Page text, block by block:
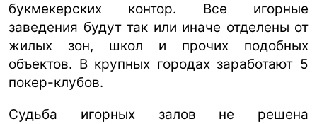
букмекерских контор. Все игорные
заведения будут так или иначе отделены от
жилых зон, школ и прочих подобных
объектов. В крупных городах заработают 5
покер-клубов.
Судьба игорных залов не решена